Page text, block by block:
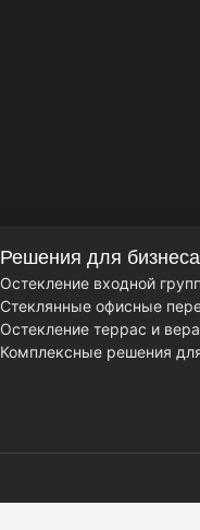
Решения для бизнеса
Остекление входной
Стеклянные офисные
Остекление террас и
Комплексные решения